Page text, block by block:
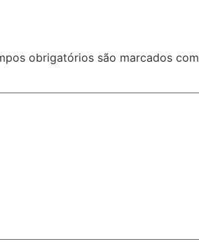
obrigatórios são marcados com